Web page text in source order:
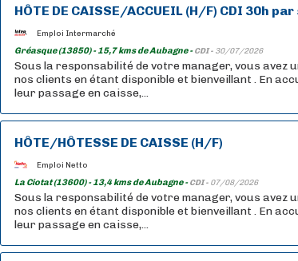
HÔTE DE CAISSE/ACCUEIL (H/F) CDI 30h
Emploi Intermarché
Gréasque (13850) - 15,7 kms de Aubagne -CDI - 30/07/2026
Sous la responsabilité de votre manager, vous avez
nos clients en étant disponible et bienveillant . En
leur passage en caisse,...
HÔTE/HÔTESSE DE CAISSE (H/F)
Emploi Netto
La Ciotat (13600) - 13,4 kms de Aubagne -CDI - 07/08/2026
Sous la responsabilité de votre manager, vous avez
nos clients en étant disponible et bienveillant . En
leur passage en caisse,...